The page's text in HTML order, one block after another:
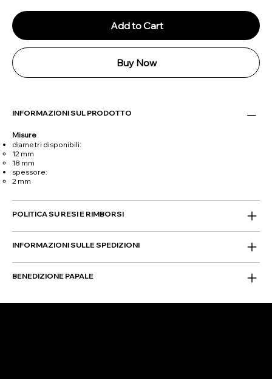
Add to Cart
Buy Now
INFORMAZIONI SUL PRODOTTO
Misure
diametri disponibili:
12 mm
18 mm
spessore:
2 mm
POLITICA SU RESI E RIMBORSI
INFORMAZIONI SULLE SPEDIZIONI
BENEDIZIONE PAPALE